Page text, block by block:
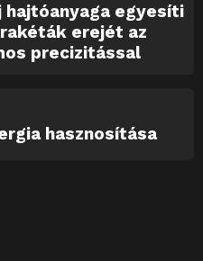
hajtóanyaga egyesíti
erejét az
precizitással
hasznosítása